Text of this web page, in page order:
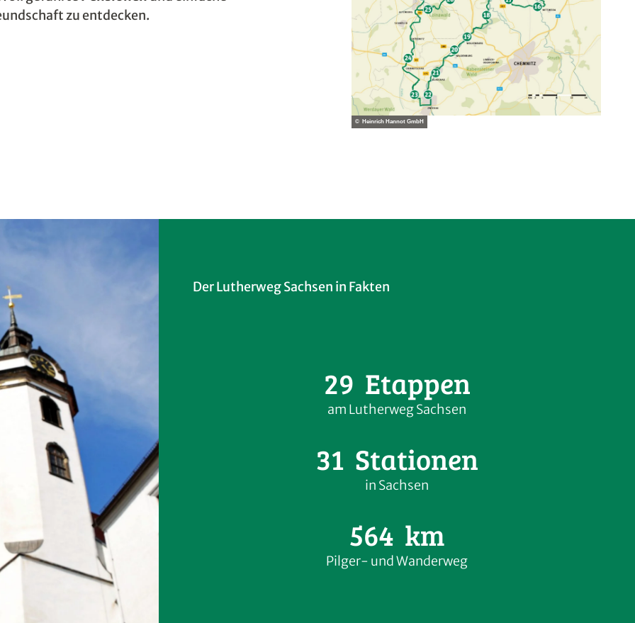
zu entdecken.
© Heinrich Hannot GmbH
Der Lutherweg Sachsen in Fakten
29 Etappen
am Lutherweg Sachsen
31 Stationen
in Sachsen
564 km
Pilger- und Wanderweg